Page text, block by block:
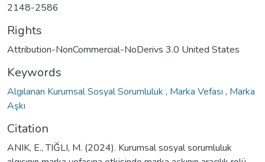
2148-2586
Rights
Attribution-NonCommercial-NoDerivs 3.0 United States
Keywords
Algılanan Kurumsal Sosyal Sorumluluk , Marka Vefası , Marka
Aşkı
Citation
ANIK, E., TIĞLI, M. (2024). Kurumsal sosyal sorumluluk